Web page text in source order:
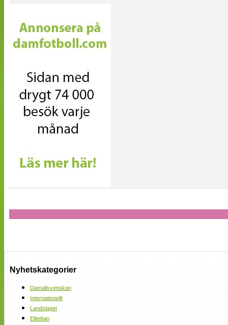
Nyhetskategorier
Damallsvenskan
Internationellt
Landslaget
Elitettan